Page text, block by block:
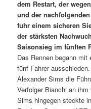
dem Restart, der
und der
fuhr einem sicheren
der stärksten
Saisonsieg im fünften
Das Rennen begann
fünf Fahrer
Alexander Sims die
Verfolger Bianchi an
Sims hingegen steckte